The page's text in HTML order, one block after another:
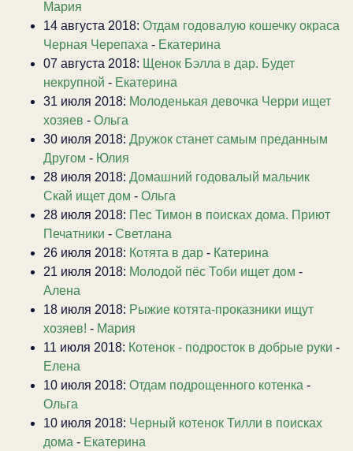
Мария
14 августа 2018: Отдам годовалую кошечку окраса
Черная Черепаха - Екатерина
07 августа 2018: Щенок Бэлла в дар. Будет
некрупной - Екатерина
31 июля 2018: Молоденькая девочка Черри ищет
хозяев - Ольга
30 июля 2018: Дружок станет самым преданным
Другом - Юлия
28 июля 2018: Домашний годовалый мальчик
Скай ищет дом - Ольга
28 июля 2018: Пес Тимон в поисках дома. Приют
Печатники - Светлана
26 июля 2018: Котята в дар - Катерина
21 июля 2018: Молодой пёс Тоби ищет дом -
Алена
18 июля 2018: Рыжие котята-проказники ищут
хозяев! - Мария
11 июля 2018: Котенок - подросток в добрые руки -
Елена
10 июля 2018: Отдам подрощенного котенка -
Ольга
10 июля 2018: Черный котенок Тилли в поисках
дома - Екатерина